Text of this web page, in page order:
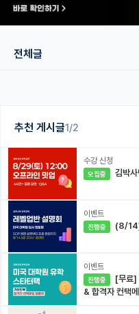
재팬라운지 🌸
추천 게시글1/2
수강 신청
모집중 김박
이벤트
진행중 (8/14)
이벤트
진행중
& 합격자 컨택
전체글